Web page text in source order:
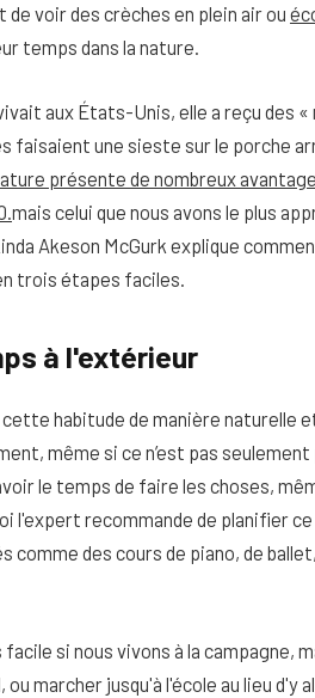
voir des crèches en plein air ou
temps dans la nature.
aux États-Unis, elle a reçu des
faisaient une sieste sur le porche
présente de nombreux
mais celui que nous avons le plus
Akeson McGurk explique
trois étapes faciles.
à l'extérieur
habitude de manière naturelle
même si ce n’est pas seulement
le temps de faire les choses,
l'expert recommande de planifier
des cours de piano, de
si nous vivons à la campagne,
marcher jusqu'à l'école au lieu d'y